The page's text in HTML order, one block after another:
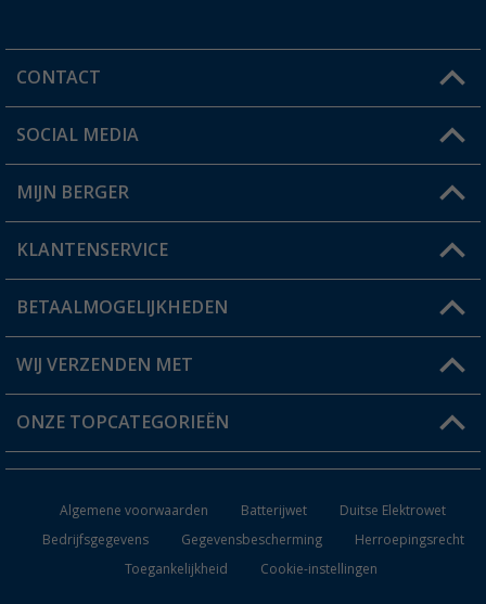
CONTACT
Een vraag?
Winkel vinden
SOCIAL MEDIA
MIJN BERGER
Mijn account
Status bestelling
Verlanglijstje
KLANTENSERVICE
FAQ & Contact
Verzendinformatie
Catalogus
BETAALMOGELIJKHEDEN
WIJ VERZENDEN MET
ONZE TOPCATEGORIEËN
Keukenaccessoires
Campingmeubilair
Algemene voorwaarden Batterijwet
Duitse Elektrowet
Bedrijfsgegevens
Gegevensbescherming
Herroepingsrecht
Toegankelijkheid
Cookie-instellingen